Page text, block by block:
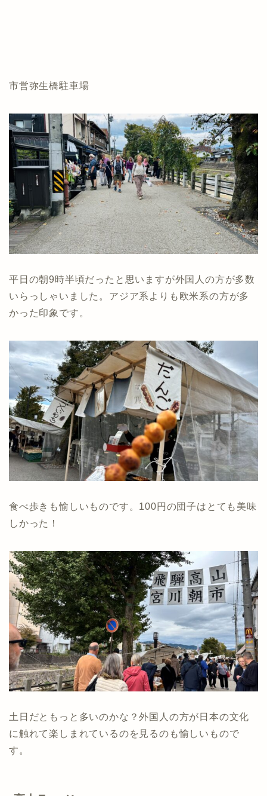
市営弥生橋駐車場
平日の朝9時半頃だったと思いますが外国人の方が多数
いらっしゃいました。アジア系よりも欧米系の方が多
かった印象です。
食べ歩きも愉しいものです。100円の団子はとても美味
しかった！
土日だともっと多いのかな？外国人の方が日本の文化
に触れて楽しまれているのを見るのも愉しいもので
す。